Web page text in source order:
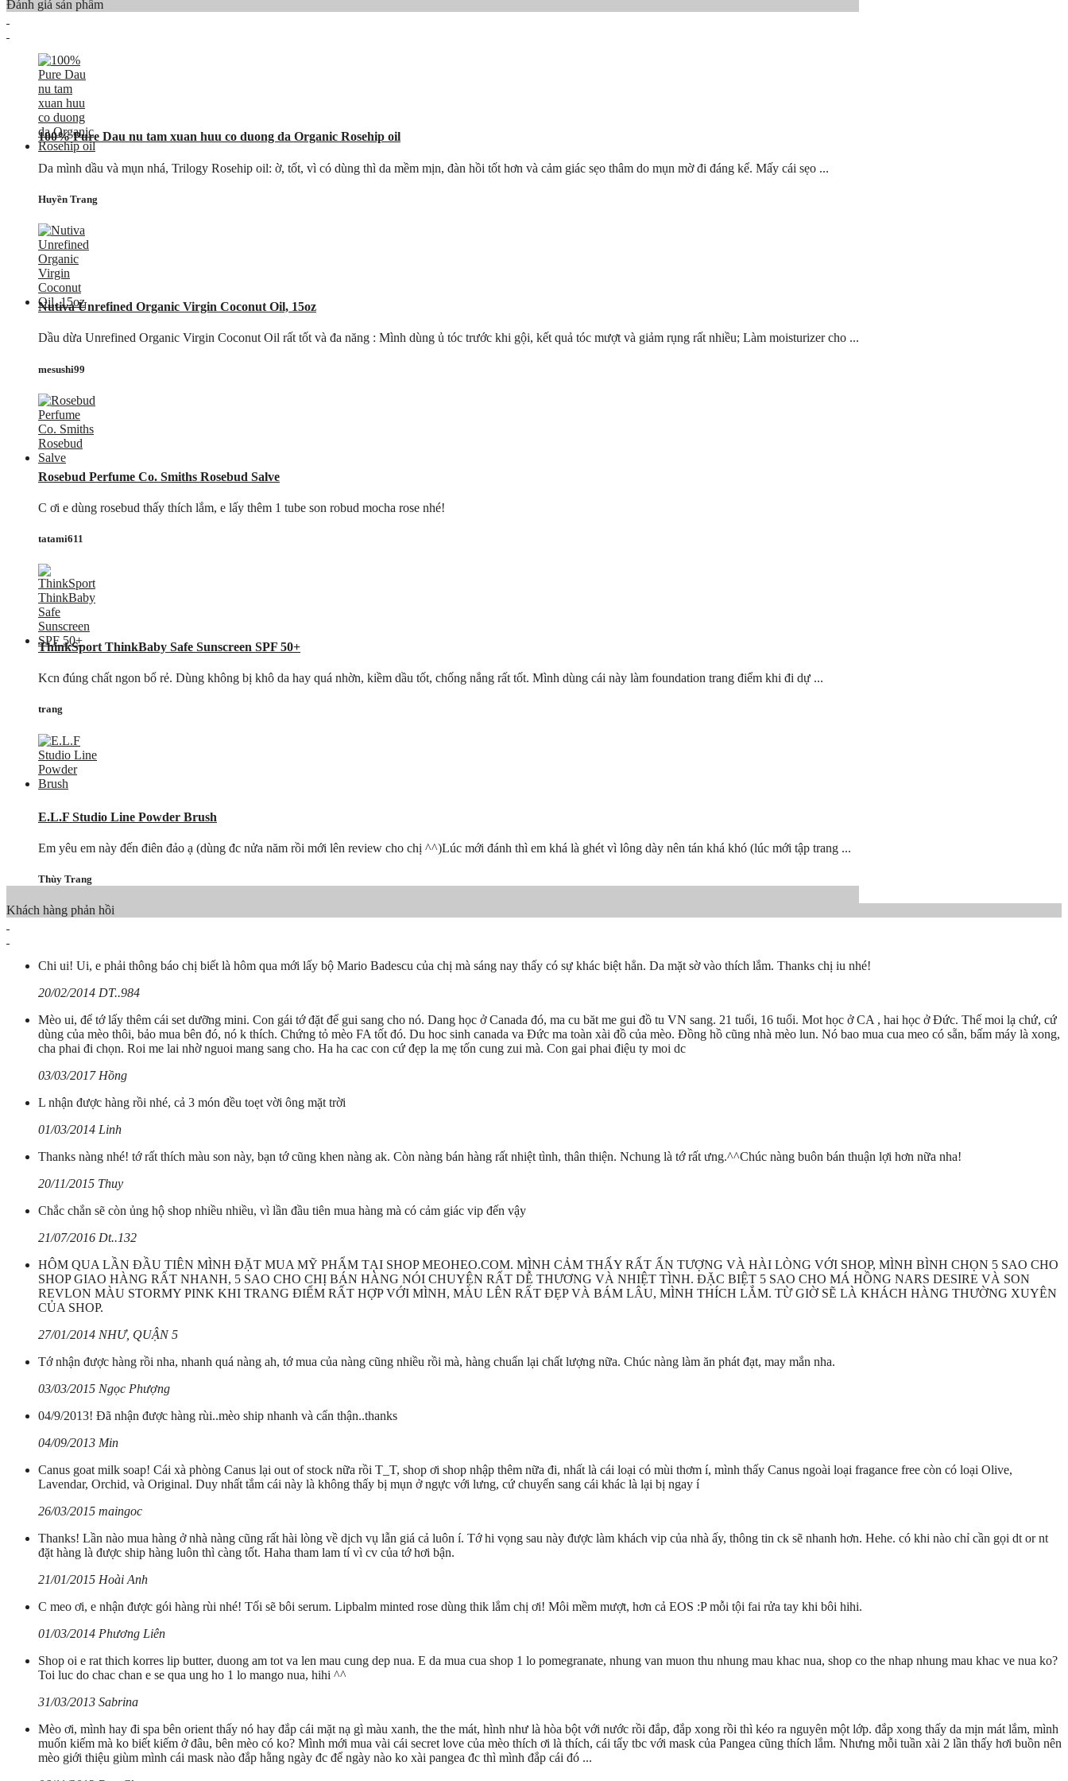
Đánh giá sản phẩm
100% Pure Dau nu tam xuan huu co duong da Organic Rosehip oil
Da mình dầu và mụn nhá, Trilogy Rosehip oil: ờ, tốt, vì có dùng thì da mềm mịn, đàn hồi tốt hơn và cảm giác sẹo thâm do mụn mờ đi đáng kể. Mấy cái sẹo ...
Huyền Trang
Nutiva Unrefined Organic Virgin Coconut Oil, 15oz
Dầu dừa Unrefined Organic Virgin Coconut Oil rất tốt và đa năng : Mình dùng ủ tóc trước khi gội, kết quả tóc mượt và giảm rụng rất nhiều; Làm moisturizer cho ...
mesushi99
Rosebud Perfume Co. Smiths Rosebud Salve
C ơi e dùng rosebud thấy thích lắm, e lấy thêm 1 tube son robud mocha rose nhé!
tatami611
ThinkSport ThinkBaby Safe Sunscreen SPF 50+
Kcn đúng chất ngon bổ rẻ. Dùng không bị khô da hay quá nhờn, kiềm dầu tốt, chống nắng rất tốt. Mình dùng cái này làm foundation trang điểm khi đi dự ...
trang
E.L.F Studio Line Powder Brush
Em yêu em này đến điên đảo ạ (dùng đc nửa năm rồi mới lên review cho chị ^^)Lúc mới đánh thì em khá là ghét vì lông dày nên tán khá khó (lúc mới tập trang ...
Thùy Trang
Khách hàng phản hồi
Chi ui! Ui, e phải thông báo chị biết là hôm qua mới lấy bộ Mario Badescu của chị mà sáng nay thấy có sự khác biệt hẳn. Da mặt sờ vào thích lắm. Thanks chị iu nhé!
20/02/2014 DT..984
Mèo ui, để tớ lấy thêm cái set dưỡng mini. Con gái tớ đặt để gui sang cho nó. Dang học ở Canada đó, ma cu băt me gui đồ tu VN sang. 21 tuổi, 16 tuổi. Mot học ở CA , hai học ở Đức. Thế moi lạ chứ, cứ
dùng của mèo thôi, bảo mua bên đó, nó k thích. Chứng tỏ mèo FA tốt đó. Du hoc sinh canada va Đức ma toàn xài đồ của mèo. Đồng hồ cũng nhà mèo lun. Nó bao mua cua meo có sẵn, bấm máy là xong,
cha phai đi chọn. Roi me lai nhờ nguoi mang sang cho. Ha ha cac con cứ đẹp la mẹ tốn cung zui mà. Con gai phai điệu ty moi dc
03/03/2017 Hồng
L nhận được hàng rồi nhé, cả 3 món đều toẹt vời ông mặt trời
01/03/2014 Linh
Thanks nàng nhé! tớ rất thích màu son này, bạn tớ cũng khen nàng ak. Còn nàng bán hàng rất nhiệt tình, thân thiện. Nchung là tớ rất ưng.^^Chúc nàng buôn bán thuận lợi hơn nữa nha!
20/11/2015 Thuy
Chắc chắn sẽ còn ủng hộ shop nhiều nhiều, vì lần đầu tiên mua hàng mà có cảm giác vip đến vậy
21/07/2016 Dt..132
HÔM QUA LẦN ĐẦU TIÊN MÌNH ĐẶT MUA MỸ PHẨM TẠI SHOP MEOHEO.COM. MÌNH CẢM THẤY RẤT ẤN TƯỢNG VÀ HÀI LÒNG VỚI SHOP, MÌNH BÌNH CHỌN 5 SAO CHO
SHOP GIAO HÀNG RẤT NHANH, 5 SAO CHO CHỊ BÁN HÀNG NÓI CHUYỆN RẤT DỄ THƯƠNG VÀ NHIỆT TÌNH. ĐẶC BIỆT 5 SAO CHO MÁ HỒNG NARS DESIRE VÀ SON
REVLON MÀU STORMY PINK KHI TRANG ĐIỂM RẤT HỢP VỚI MÌNH, MÀU LÊN RẤT ĐẸP VÀ BÁM LÂU, MÌNH THÍCH LẮM. TỪ GIỜ SẼ LÀ KHÁCH HÀNG THƯỜNG XUYÊN
CỦA SHOP.
27/01/2014 NHƯ, QUẬN 5
Tớ nhận được hàng rồi nha, nhanh quá nàng ah, tớ mua của nàng cũng nhiều rồi mà, hàng chuẩn lại chất lượng nữa. Chúc nàng làm ăn phát đạt, may mắn nha.
03/03/2015 Ngọc Phượng
04/9/2013! Đã nhận được hàng rùi..mèo ship nhanh và cẩn thận..thanks
04/09/2013 Min
Canus goat milk soap! Cái xà phòng Canus lại out of stock nữa rồi T_T, shop ơi shop nhập thêm nữa đi, nhất là cái loại có mùi thơm í, mình thấy Canus ngoài loại fragance free còn có loại Olive,
Lavendar, Orchid, và Original. Duy nhất tắm cái này là không thấy bị mụn ở ngực với lưng, cứ chuyển sang cái khác là lại bị ngay í
26/03/2015 maingoc
Thanks! Lần nào mua hàng ở nhà nàng cũng rất hài lòng về dịch vụ lẫn giá cả luôn í. Tớ hi vọng sau này được làm khách vip của nhà ấy, thông tin ck sẽ nhanh hơn. Hehe. có khi nào chỉ cần gọi dt or nt
đặt hàng là được ship hàng luôn thì càng tốt. Haha tham lam tí vì cv của tớ hơi bận.
21/01/2015 Hoài Anh
C meo ơi, e nhận được gói hàng rùi nhé! Tối sẽ bôi serum. Lipbalm minted rose dùng thik lắm chị ơi! Môi mềm mượt, hơn cả EOS :P mỗi tội fai rửa tay khi bôi hihi.
01/03/2014 Phương Liên
Shop oi e rat thich korres lip butter, duong am tot va len mau cung dep nua. E da mua cua shop 1 lo pomegranate, nhung van muon thu nhung mau khac nua, shop co the nhap nhung mau khac ve nua ko?
Toi luc do chac chan e se qua ung ho 1 lo mango nua, hihi ^^
31/03/2013 Sabrina
Mèo ơi, mình hay đi spa bên orient thấy nó hay đắp cái mặt nạ gì màu xanh, the the mát, hình như là hòa bột với nước rồi đắp, đắp xong rồi thì kéo ra nguyên một lớp. đắp xong thấy da mịn mát lắm, mình
muốn kiếm mà ko biết kiếm ở đâu, bên mèo có ko? Mình mới mua vài cái secret love của mèo thích ơi là thích, cái tẩy tbc với mask của Pangea cũng thích lắm. Nhưng mỗi tuần xài 2 lần thấy hơi buồn nên
mèo giới thiệu giùm mình cái mask nào đắp hằng ngày đc để ngày nào ko xài pangea đc thì mình đắp cái đó ...